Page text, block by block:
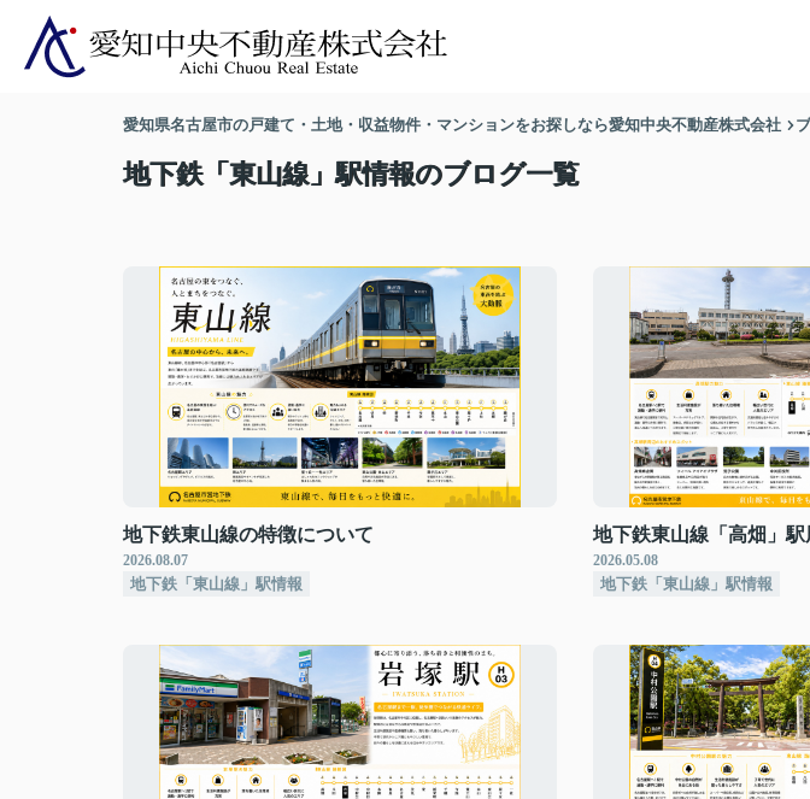
愛知県名古屋市の戸建て・土地・収益物件・マンションをお探しなら愛知中央不動産株式会社
地下鉄「東山線」駅情報のブログ一覧
地下鉄東山線の特徴について
2026.08.07
地下鉄「東山線」駅情報
地下鉄東山線「高畑」
2026.05.08
地下鉄「東山線」駅情報